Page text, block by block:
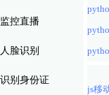
监控直播
人脸识别
识别身份证
js移